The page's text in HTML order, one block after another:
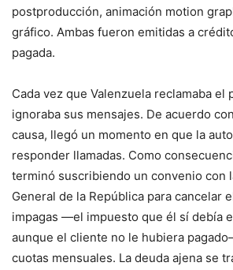
postproducción, animación motion
gráfico. Ambas fueron emitidas a
pagada.
Cada vez que Valenzuela reclamaba el
ignoraba sus mensajes. De acuerdo
causa, llegó un momento en que la
responder llamadas. Como
terminó suscribiendo un convenio con
General de la República para cancelar
impagas —el impuesto que él sí debía
aunque el cliente no le hubiera
cuotas mensuales. La deuda ajena se